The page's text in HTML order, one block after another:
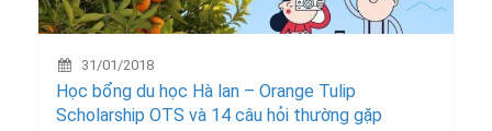
31/01/2018
Học bổng du học Hà lan – Orange Tulip
Scholarship OTS và 14 câu hỏi thường gặp